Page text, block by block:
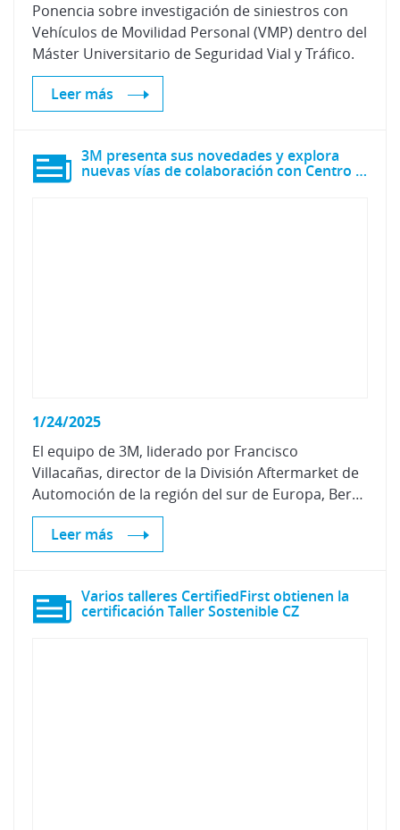
Ponencia sobre investigación de siniestros con
Vehículos de Movilidad Personal (VMP) dentro del
Máster Universitario de Seguridad Vial y Tráfico.
Leer más
3M presenta sus novedades y explora
nuevas vías de colaboración con Centro Zaragoza
1/24/2025
El equipo de 3M, liderado por Francisco
Villacañas, director de la División Aftermarket de
Automoción de la región del sur de Europa, Bernardo Pedriza, Ingeniero de aplicaciones, y Javier Peinado, responsable de ventas de zona norte, visitó ayer las instalaciones de Centro Zaragoza para explorar nuevas vías de colaboración.
Leer más
Varios talleres CertifiedFirst obtienen la
certificación Taller Sostenible CZ